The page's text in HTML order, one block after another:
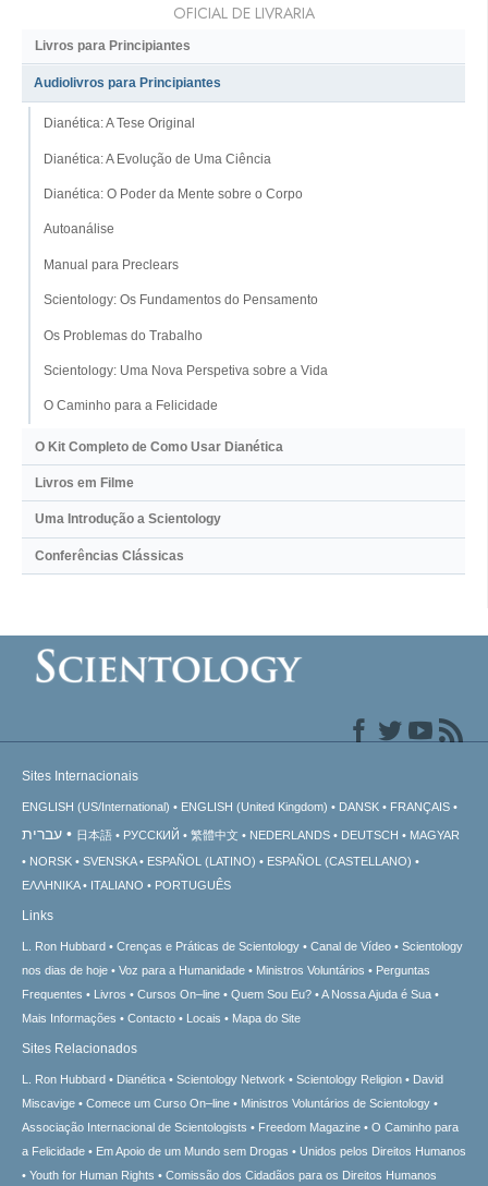
OFICIAL DE LIVRARIA
Livros para Principiantes
Audiolivros para Principiantes
Dianética: A Tese Original
Dianética: A Evolução de Uma Ciência
Dianética: O Poder da Mente sobre o Corpo
Autoanálise
Manual para Preclears
Scientology: Os Fundamentos do Pensamento
Os Problemas do Trabalho
Scientology: Uma Nova Perspetiva sobre a Vida
O Caminho para a Felicidade
O Kit Completo de Como Usar Dianética
Livros em Filme
Uma Introdução a Scientology
Conferências Clássicas
Sites Internacionais
ENGLISH (US/International) ENGLISH (United Kingdom) DANSK FRANÇAIS
עברית 日本語 РУССКИЙ 繁體中文 NEDERLANDS DEUTSCH
MAGYAR
NORSK
SVENSKA ESPAÑOL (LATINO)
ESPAÑOL (CASTELLANO)
ΕΛΛΗΝΙΚA
ITALIANO PORTUGUÊS
Links
L. Ron Hubbard Crenças e Práticas de Scientology Canal de Vídeo
Scientology
nos dias de hoje
Voz para a Humanidade Ministros Voluntários
Perguntas
Frequentes
Livros Cursos On–line Quem Sou Eu?
A Nossa Ajuda é Sua
Mais Informações
Contacto Locais Mapa do Site
Sites Relacionados
L. Ron Hubbard Dianética Scientology Network Scientology Religion
David
Miscavige
Comece um Curso On–line
Ministros Voluntários de Scientology
Associação Internacional de Scientologists
Freedom Magazine
O Caminho para
a Felicidade
Em Apoio de um Mundo sem Drogas
Unidos pelos Direitos Humanos
Youth for Human Rights
Comissão dos Cidadãos para os Direitos Humanos